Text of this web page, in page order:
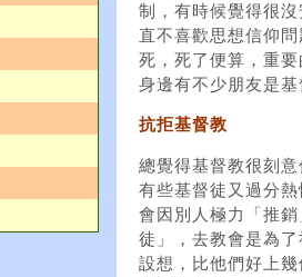
制，有時候覺得很
直不喜歡思想信仰
死，死了便算，重
身邊有不少朋友是
抗拒基督教
總覺得基督教很刻
有些基督徒又過分
會因別人極力「推
徒」，去教會是為
設想，比他們好上